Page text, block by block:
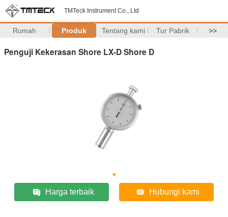
TMTeck Instrument Co., Ltd
Rumah Produk Tentang kami Tur Pabrik >>
Penguji Kekerasan Shore LX-D Shore D
Harga terbaik Hubungi kami